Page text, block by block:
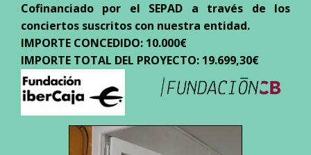
Cofinanciado por el SEPAD a través de los
conciertos suscritos con nuestra entidad.
IMPORTE CONCEDIDO: 10.000€
IMPORTE TOTAL DEL PROYECTO: 19.699,30€